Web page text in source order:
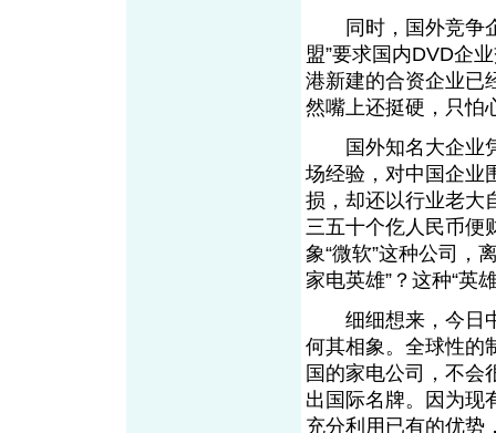
同时，国外竞争企
盟”要求国内DVD企
港新建的合资企业已
然嘴上还挺硬，只怕
国外知名大企业凭
场经验，对中国企业
损，却还以行业老大
三五十个仡人民币便
象“微软”这种公司，
家电英雄”？这种“英
细细想来，今日中
何其相象。全球性的
国的家电公司，不会
出国际名牌。因为现
充分利用已有的优势